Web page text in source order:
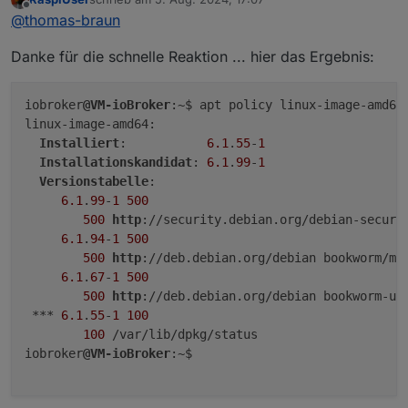
Das ist keine Fehlermeldung. Das ist eine
Meldung, das da ein Update ausstehend ist.
sagt? Möglich, das dieses Paket ein 'phased
Spezialitäten.
Edit: Ist ja gar kein Schnubbibuntu... :-D
Offline zuletzt editiert von
@thomas-braun
Danke für die schnelle Reaktion ... hier das Ergebnis:
iobroker@VM-ioBroker:~$ apt policy linux-image-amd64
linux-image-amd64:
Installiert: 6.1 . 55-1
Installationskandidat: 6.1 . 99-1
Versionstabelle:
6.1 . 99-1
500
500
http://security.debian.org/debian-
6.1 . 94-1
500
500
http://deb.debian.org/debian bookworm/
6.1 . 67-1
500
500
http://deb.debian.org/debian bookworm-
*** 6.1 . 55-1
100
100 /var/lib/dpkg/status
iobroker@VM-ioBroker:~$